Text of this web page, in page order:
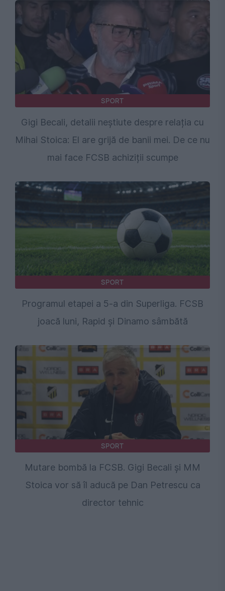
SPORT
Gigi Becali, detalii neștiute despre relația cu
Mihai Stoica: El are grijă de banii mei. De ce nu
mai face FCSB achiziții scumpe
SPORT
Programul etapei a 5-a din Superliga. FCSB
joacă luni, Rapid și Dinamo sâmbătă
SPORT
Mutare bombă la FCSB. Gigi Becali și MM
Stoica vor să îl aducă pe Dan Petrescu ca
director tehnic